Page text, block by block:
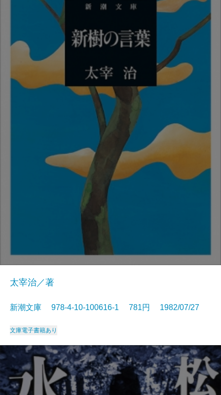
太宰治／著
新潮文庫 978-4-10-100616-1 781円 1982/07/27
文庫電子書籍あり